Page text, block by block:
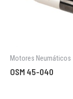
Motores Neumáticos
OSM 45-040